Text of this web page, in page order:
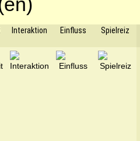
Interaktion Einfluss Spielreiz